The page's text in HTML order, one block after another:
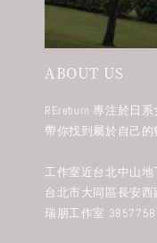
ABOUT US
REreburn 專注於日
帶你找到屬於自己的
工作室近台北中山地
台北市大同區長安西
瑞朋工作室